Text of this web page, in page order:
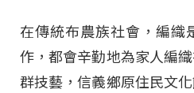
在傳統布農族社會，編織
作，都會辛勤地為家人編
群技藝，信義鄉原住民文